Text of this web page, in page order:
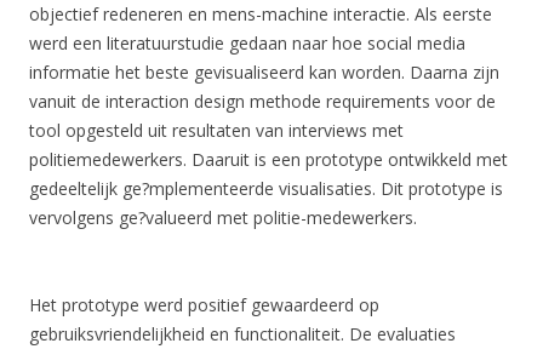
objectief redeneren en mens-machine interactie. Als eerste
werd een literatuurstudie gedaan naar hoe social media
informatie het beste gevisualiseerd kan worden. Daarna zijn
vanuit de interaction design methode requirements voor de
tool opgesteld uit resultaten van interviews met
politiemedewerkers. Daaruit is een prototype ontwikkeld met
gedeeltelijk ge?mplementeerde visualisaties. Dit prototype is
vervolgens ge?valueerd met politie-medewerkers.
Het prototype werd positief gewaardeerd op
gebruiksvriendelijkheid en functionaliteit. De evaluaties